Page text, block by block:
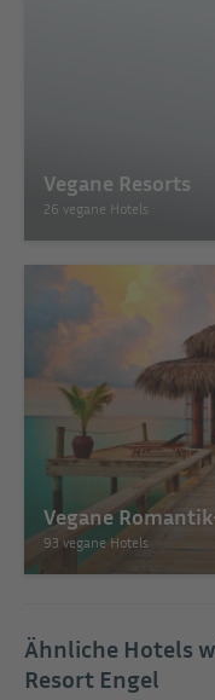
Vegane Resorts
26 vegane Hotels
Vegane
93 vegane Hotels
Ähnliche Hotels
Resort Engel